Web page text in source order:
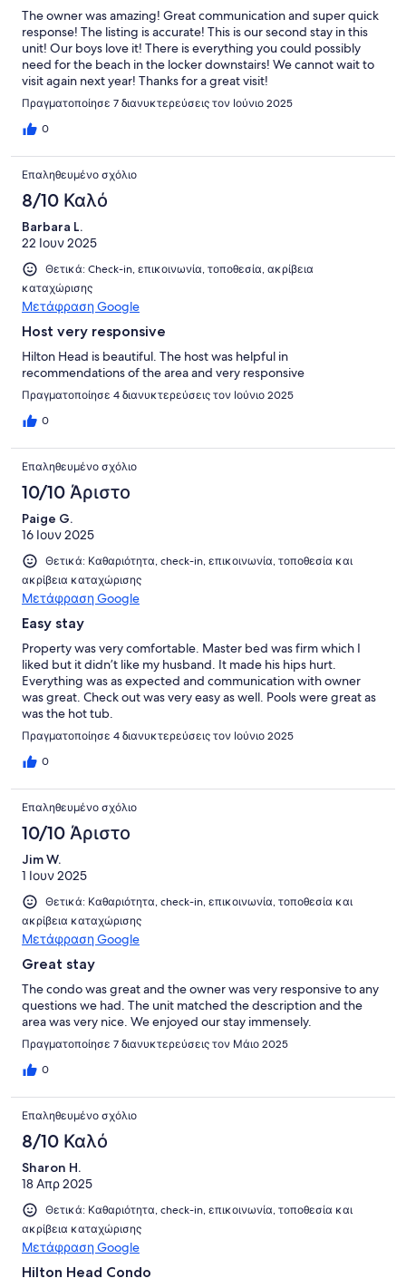
The owner was amazing! Great communication and super quick
response! The listing is accurate! This is our second stay in this
unit! Our boys love it! There is everything you could possibly
need for the beach in the locker downstairs! We cannot wait to
visit again next year! Thanks for a great visit!
Πραγματοποίησε 7 διανυκτερεύσεις τον Ιούνιο 2025
0
Επαληθευμένο σχόλιο
8/10 Καλό
Barbara L.
22 Ιουν 2025
Θετικά: Check-in, επικοινωνία, τοποθεσία, ακρίβεια
καταχώρισης
Μετάφραση Google
Host very responsive
Hilton Head is beautiful. The host was helpful in
recommendations of the area and very responsive
Πραγματοποίησε 4 διανυκτερεύσεις τον Ιούνιο 2025
0
Επαληθευμένο σχόλιο
10/10 Άριστο
Paige G.
16 Ιουν 2025
Θετικά: Καθαριότητα, check-in, επικοινωνία, τοποθεσία και
ακρίβεια καταχώρισης
Μετάφραση Google
Easy stay
Property was very comfortable. Master bed was firm which I
liked but it didn’t like my husband. It made his hips hurt.
Everything was as expected and communication with owner
was great. Check out was very easy as well. Pools were great as
was the hot tub.
Πραγματοποίησε 4 διανυκτερεύσεις τον Ιούνιο 2025
0
Επαληθευμένο σχόλιο
10/10 Άριστο
Jim W.
1 Ιουν 2025
Θετικά: Καθαριότητα, check-in, επικοινωνία, τοποθεσία και
ακρίβεια καταχώρισης
Μετάφραση Google
Great stay
The condo was great and the owner was very responsive to any
questions we had. The unit matched the description and the
area was very nice. We enjoyed our stay immensely.
Πραγματοποίησε 7 διανυκτερεύσεις τον Μάιο 2025
0
Επαληθευμένο σχόλιο
8/10 Καλό
Sharon H.
18 Απρ 2025
Θετικά: Καθαριότητα, check-in, επικοινωνία, τοποθεσία και
ακρίβεια καταχώρισης
Μετάφραση Google
Hilton Head Condo